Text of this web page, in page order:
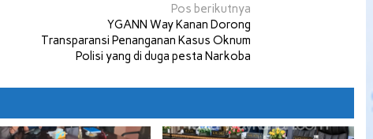
Pos berikutnya
YGANN Way Kanan Dorong
Transparansi Penanganan Kasus Oknum
Polisi yang di duga pesta Narkoba